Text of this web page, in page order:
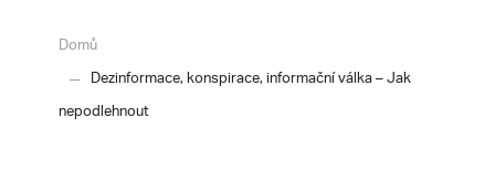
Domů
Dezinformace, konspirace, informační válka – Jak
nepodlehnout